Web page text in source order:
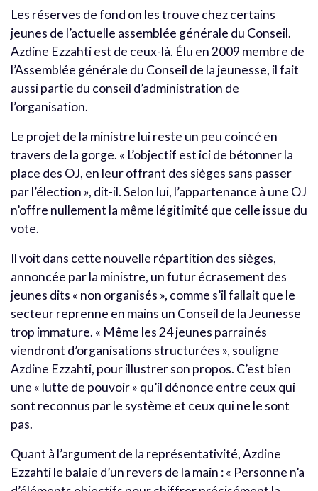
Les réserves de fond on les trouve chez certains
jeunes de l’actuelle assemblée générale du Conseil.
Azdine Ezzahti est de ceux-là. Élu en 2009 membre de
l’Assemblée générale du Conseil de la jeunesse, il fait
aussi partie du conseil d’administration de
l’organisation.
Le projet de la ministre lui reste un peu coincé en
travers de la gorge. « L’objectif est ici de bétonner la
place des OJ, en leur offrant des sièges sans passer
par l’élection », dit-il. Selon lui, l’appartenance à une OJ
n’offre nullement la même légitimité que celle issue du
vote.
Il voit dans cette nouvelle répartition des sièges,
annoncée par la ministre, un futur écrasement des
jeunes dits « non organisés », comme s’il fallait que le
secteur reprenne en mains un Conseil de la Jeunesse
trop immature. « Même les 24 jeunes parrainés
viendront d’organisations structurées », souligne
Azdine Ezzahti, pour illustrer son propos. C’est bien
une « lutte de pouvoir » qu’il dénonce entre ceux qui
sont reconnus par le système et ceux qui ne le sont
pas.
Quant à l’argument de la représentativité, Azdine
Ezzahti le balaie d’un revers de la main : « Personne n’a